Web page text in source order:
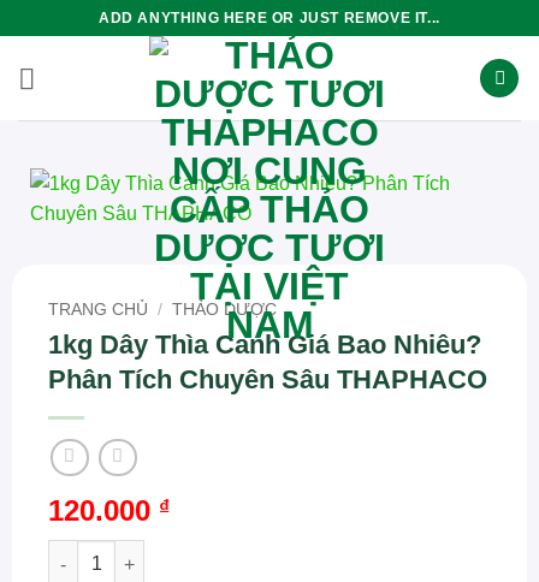
nội
ADD ANYTHING HERE OR JUST REMOVE IT...
TRANG CHỦ / THẢO DƯỢC
1kg Dây Thìa Canh Giá Bao Nhiêu?
Phân Tích Chuyên Sâu THAPHACO
120.000 ₫
1kg Dây Thìa Canh Giá Bao Nhiêu? Phân Tích Chuyên Sâu